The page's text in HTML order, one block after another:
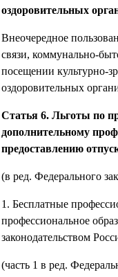
оздоровительных
Внеочередное
связи, коммунально-
посещении культурно-
оздоровительных
Статья 6. Льготы по
дополнительному
предоставлению
(в ред. Федерального
1. Бесплатные
профессиональное
законодательством
(часть 1 в ред.